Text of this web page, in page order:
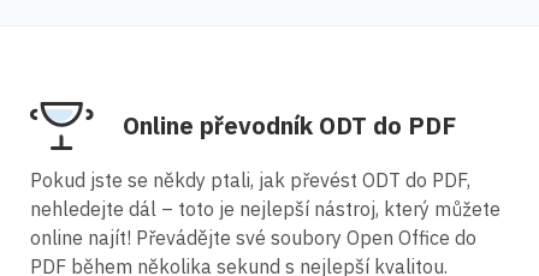
Online převodník ODT do PDF
Pokud jste se někdy ptali, jak převést ODT do PDF,
nehledejte dál – toto je nejlepší nástroj, který můžete
online najít! Převádějte své soubory Open Office do
PDF během několika sekund s nejlepší kvalitou.